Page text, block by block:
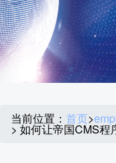
当前位置： 首页>
> 如何让帝国CMS